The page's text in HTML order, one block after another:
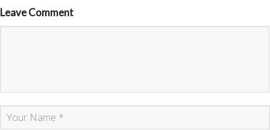
Leave Comment